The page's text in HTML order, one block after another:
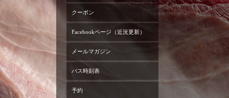
クーポン
Facebookページ（近況更新）
メールマガジン
バス時刻表
予約